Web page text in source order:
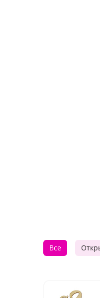
Все